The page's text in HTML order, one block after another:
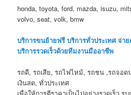
honda, toyota, ford, mazda, isuzu,
volvo, seat, volk, bmw
บริการขนย้ายฟรี บริการทั่วประเทศ จ่า
บริการรวดเร็วด้วยทีมงานมืออาชีพ
รถดี, รถเสีย, รถไฟไหม้, รถชน ,รถจอด
เงินสด, ทั่วประเทศ